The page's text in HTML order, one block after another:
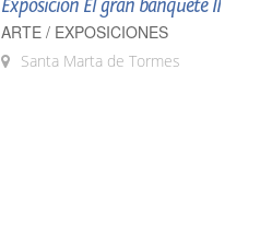
Exposición El gran banquete II
ARTE / EXPOSICIONES
Santa Marta de Tormes